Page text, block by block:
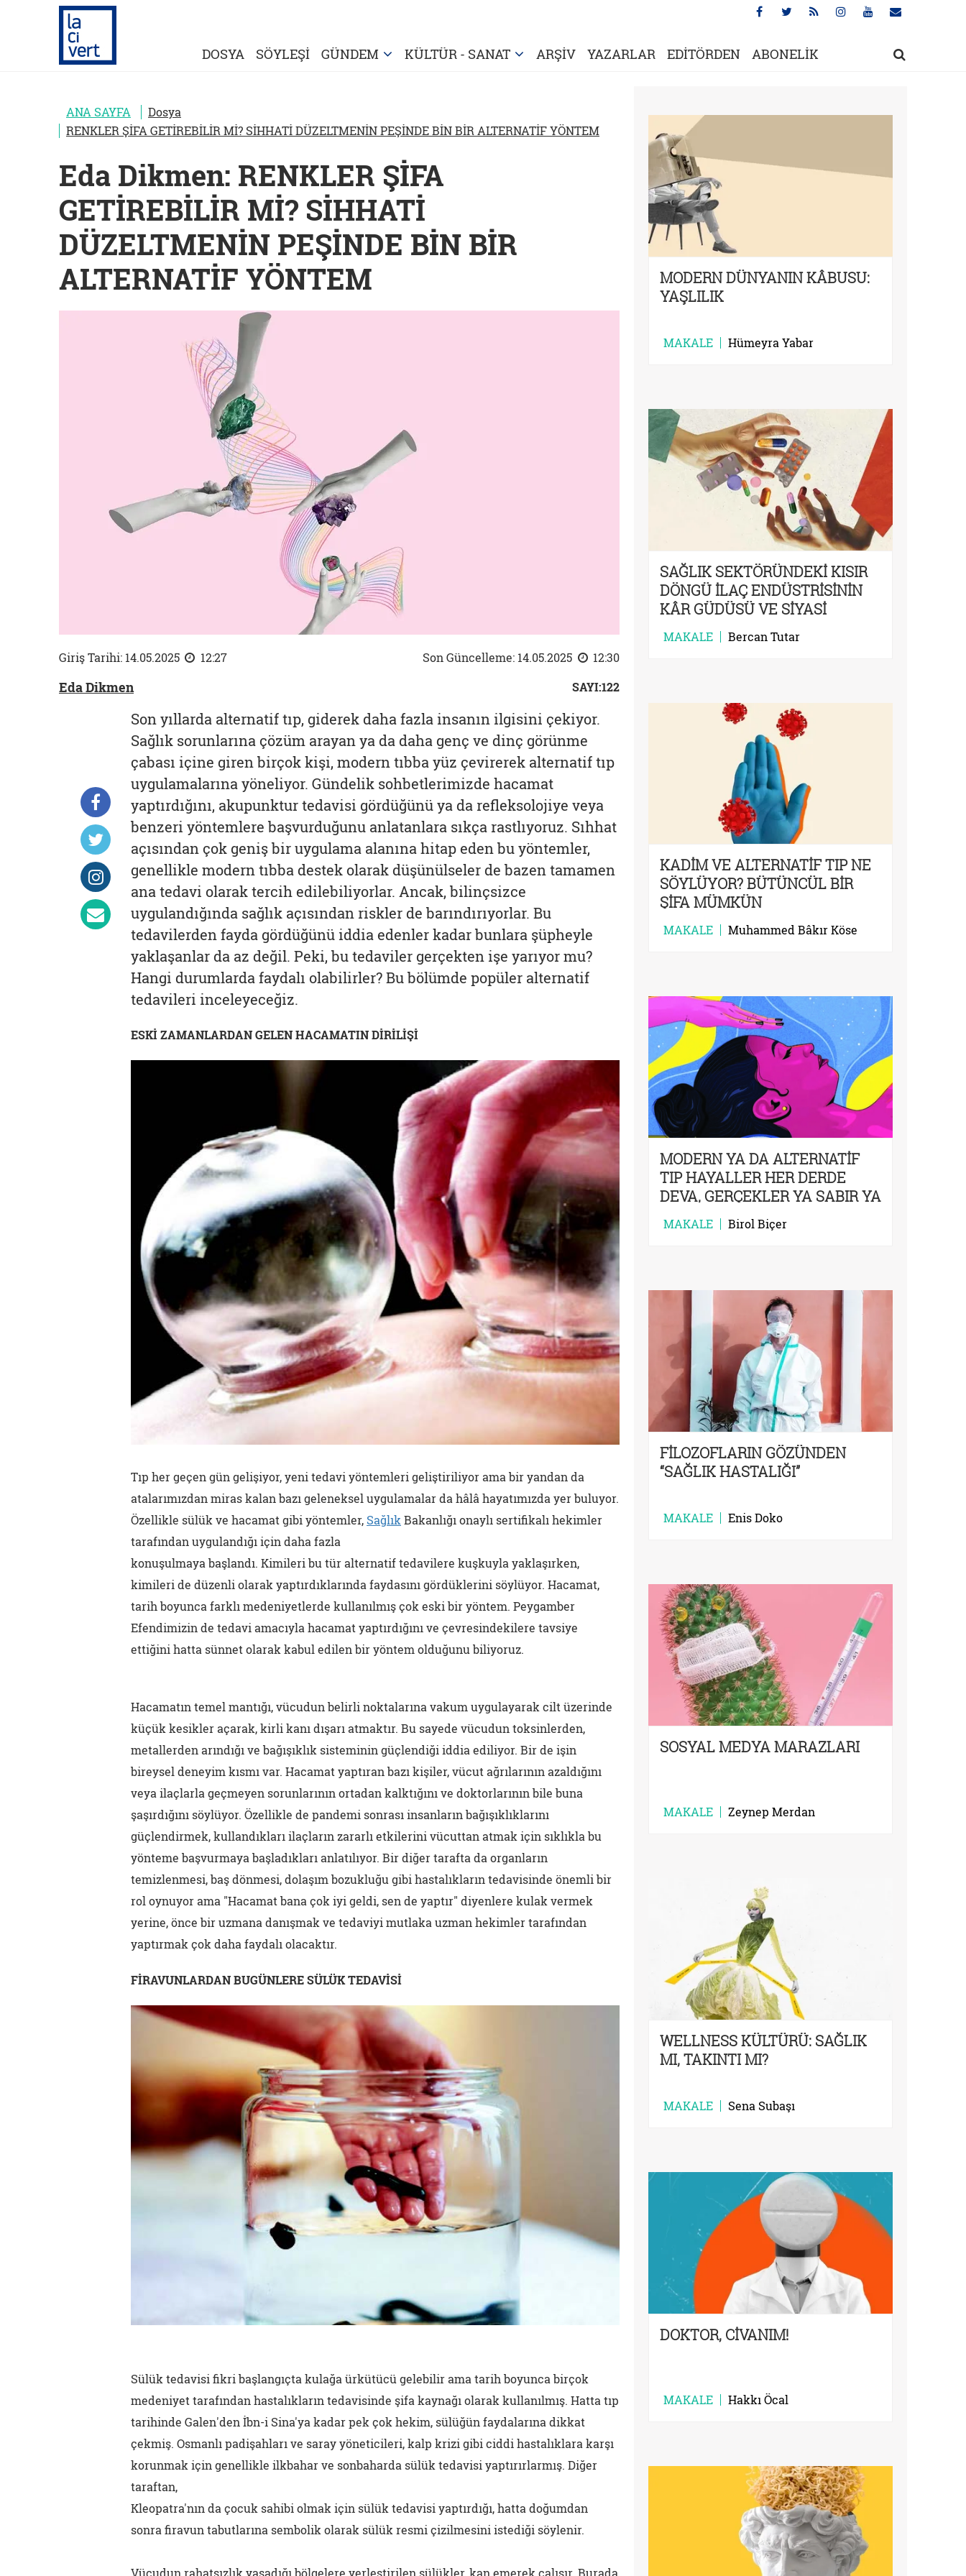
DOSYA SÖYLEŞİ GÜNDEM KÜLTÜR - SANAT ARŞİV YAZARLAR EDİTÖRDEN ABONELİK
ANA SAYFA
Dosya
RENKLER ŞİFA GETİREBİLİR Mİ? SİHHATİ DÜZELTMENİN PEŞİNDE BİN BİR ALTERNATİF YÖNTEM
Eda Dikmen: RENKLER ŞİFA
GETİREBİLİR Mİ? SİHHATİ
DÜZELTMENİN PEŞİNDE BİN BİR
ALTERNATİF YÖNTEM
Giriş Tarihi: 14.05.2025 12:27 Son Güncelleme: 14.05.2025 12:30
Eda Dikmen SAYI:122
Son yıllarda alternatif tıp, giderek daha fazla insanın ilgisini çekiyor.
Sağlık sorunlarına çözüm arayan ya da daha genç ve dinç görünme
çabası içine giren birçok kişi, modern tıbba yüz çevirerek alternatif tıp
uygulamalarına yöneliyor. Gündelik sohbetlerimizde hacamat
yaptırdığını, akupunktur tedavisi gördüğünü ya da refleksolojiye veya
benzeri yöntemlere başvurduğunu anlatanlara sıkça rastlıyoruz. Sıhhat
açısından çok geniş bir uygulama alanına hitap eden bu yöntemler,
genellikle modern tıbba destek olarak düşünülseler de bazen tamamen
ana tedavi olarak tercih edilebiliyorlar. Ancak, bilinçsizce
uygulandığında sağlık açısından riskler de barındırıyorlar. Bu
tedavilerden fayda gördüğünü iddia edenler kadar bunlara şüpheyle
yaklaşanlar da az değil. Peki, bu tedaviler gerçekten işe yarıyor mu?
Hangi durumlarda faydalı olabilirler? Bu bölümde popüler alternatif
tedavileri inceleyeceğiz.
ESKİ ZAMANLARDAN GELEN HACAMATIN DİRİLİŞİ
Tıp her geçen gün gelişiyor, yeni tedavi yöntemleri geliştiriliyor ama bir yandan da
atalarımızdan miras kalan bazı geleneksel uygulamalar da hâlâ hayatımızda yer buluyor.
Özellikle sülük ve hacamat gibi yöntemler, SağlıkBakanlığı onaylı sertifikalı hekimler
tarafından uygulandığı için daha fazla
konuşulmaya başlandı. Kimileri bu tür alternatif tedavilere kuşkuyla yaklaşırken,
kimileri de düzenli olarak yaptırdıklarında faydasını gördüklerini söylüyor. Hacamat,
tarih boyunca farklı medeniyetlerde kullanılmış çok eski bir yöntem. Peygamber
Efendimizin de tedavi amacıyla hacamat yaptırdığını ve çevresindekilere tavsiye
ettiğini hatta sünnet olarak kabul edilen bir yöntem olduğunu biliyoruz.
Hacamatın temel mantığı, vücudun belirli noktalarına vakum uygulayarak cilt üzerinde
küçük kesikler açarak, kirli kanı dışarı atmaktır. Bu sayede vücudun toksinlerden,
metallerden arındığı ve bağışıklık sisteminin güçlendiği iddia ediliyor. Bir de işin
bireysel deneyim kısmı var. Hacamat yaptıran bazı kişiler, vücut ağrılarının azaldığını
veya ilaçlarla geçmeyen sorunlarının ortadan kalktığını ve doktorlarının bile buna
şaşırdığını söylüyor. Özellikle de pandemi sonrası insanların bağışıklıklarını
güçlendirmek, kullandıkları ilaçların zararlı etkilerini vücuttan atmak için sıklıkla bu
yönteme başvurmaya başladıkları anlatılıyor. Bir diğer tarafta da organların
temizlenmesi, baş dönmesi, dolaşım bozukluğu gibi hastalıkların tedavisinde önemli bir
rol oynuyor ama "Hacamat bana çok iyi geldi, sen de yaptır" diyenlere kulak vermek
yerine, önce bir uzmana danışmak ve tedaviyi mutlaka uzman hekimler tarafından
yaptırmak çok daha faydalı olacaktır.
FİRAVUNLARDAN BUGÜNLERE SÜLÜK TEDAVİSİ
Sülük tedavisi fikri başlangıçta kulağa ürkütücü gelebilir ama tarih boyunca birçok
medeniyet tarafından hastalıkların tedavisinde şifa kaynağı olarak kullanılmış. Hatta tıp
tarihinde Galen'den İbn-i Sina'ya kadar pek çok hekim, sülüğün faydalarına dikkat
çekmiş. Osmanlı padişahları ve saray yöneticileri, kalp krizi gibi ciddi hastalıklara karşı
korunmak için genellikle ilkbahar ve sonbaharda sülük tedavisi yaptırırlarmış. Diğer
taraftan,
Kleopatra'nın da çocuk sahibi olmak için sülük tedavisi yaptırdığı, hatta doğumdan
sonra firavun tabutlarına sembolik olarak sülük resmi çizilmesini istediği söylenir.
MODERN DÜNYANIN KÂBUSU:
YAŞLILIK
MAKALE Hümeyra Yabar
SAĞLIK SEKTÖRÜNDEKİ KISIR
DÖNGÜ İLAÇ ENDÜSTRİSİNİN
KÂR GÜDÜSÜ VE SİYASİ
SINIFLARIN YOLSUZLUK
KÜLTÜRÜ
MAKALE Bercan Tutar
KADİM VE ALTERNATİF TIP NE
SÖYLÜYOR? BÜTÜNCÜL BİR
ŞİFA MÜMKÜN
MAKALE Muhammed Bâkır Köse
MODERN YA DA ALTERNATİF
TIP HAYALLER HER DERDE
DEVA, GERÇEKLER YA SABIR YA
TAHAMMÜL
MAKALE Birol Biçer
FİLOZOFLARIN GÖZÜNDEN
“SAĞLIK HASTALIĞI”
MAKALE Enis Doko
SOSYAL MEDYA MARAZLARI
MAKALE Zeynep Merdan
WELLNESS KÜLTÜRÜ: SAĞLIK
MI, TAKINTI MI?
MAKALE Sena Subaşı
DOKTOR, CİVANIM!
MAKALE Hakkı Öcal